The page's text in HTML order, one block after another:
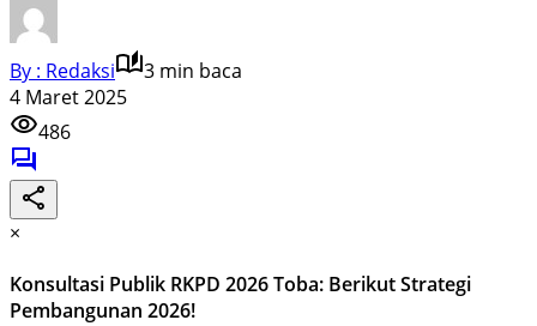
By : Redaksi
3 min baca
4 Maret 2025
486
×
Konsultasi Publik RKPD 2026 Toba: Berikut Strategi
Pembangunan 2026!